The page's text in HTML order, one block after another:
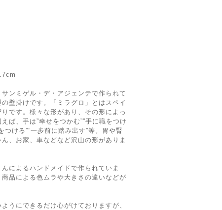
ンミゲル・デ・アジェンテで作られて
壁掛けです。「ミラグロ」とはスペイ
です。様々な形があり、その形によっ
ば、手は”幸せをつかむ””手に職をつけ
つける””一歩前に踏み出す”等。胃や腎
、お家、車などなど沢山の形がありま
によるハンドメイドで作られていま
品による色ムラや大きさの違いなどが
うにできるだけ心がけておりますが、